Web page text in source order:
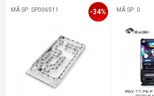
MÃ SP: SP006511 -34% MÃ SP: 0